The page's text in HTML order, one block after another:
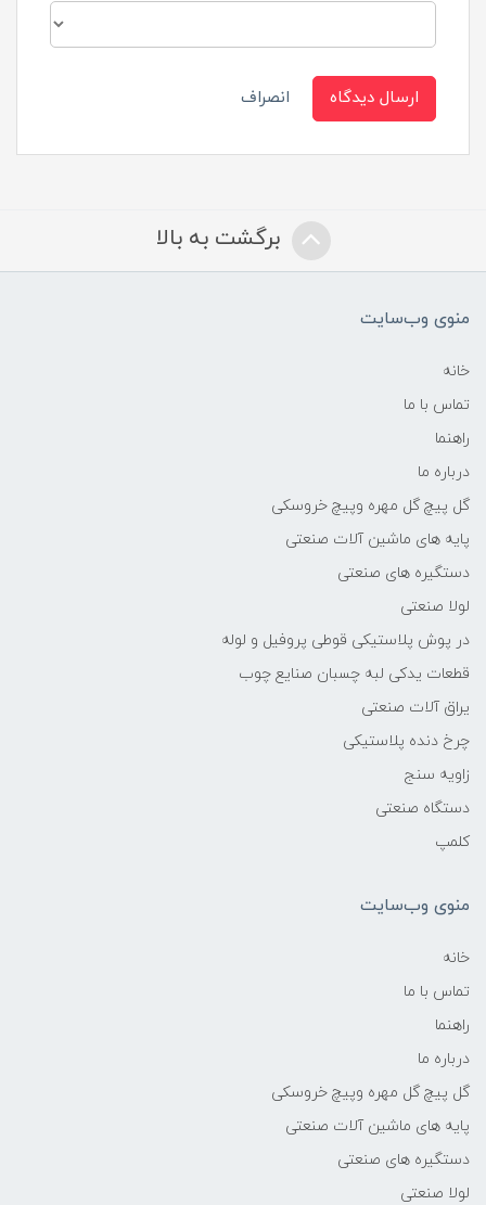
ارسال دیدگاه انصراف
برگشت به بالا
منوی وب‌سایت
خانه
تماس با ما
راهنما
درباره ما
گل پیچ گل مهره وپیچ خروسکی
پایه های ماشین آلات صنعتی
دستگیره های صنعتی
لولا صنعتی
در پوش پلاستیکی قوطی پروفیل و لوله
قطعات یدکی لبه چسبان صنایع چوب
یراق آلات صنعتی
چرخ دنده پلاستیکی
زاویه سنج
دستگاه صنعتی
کلمپ
منوی وب‌سایت
خانه
تماس با ما
راهنما
درباره ما
گل پیچ گل مهره وپیچ خروسکی
پایه های ماشین آلات صنعتی
دستگیره های صنعتی
لولا صنعتی